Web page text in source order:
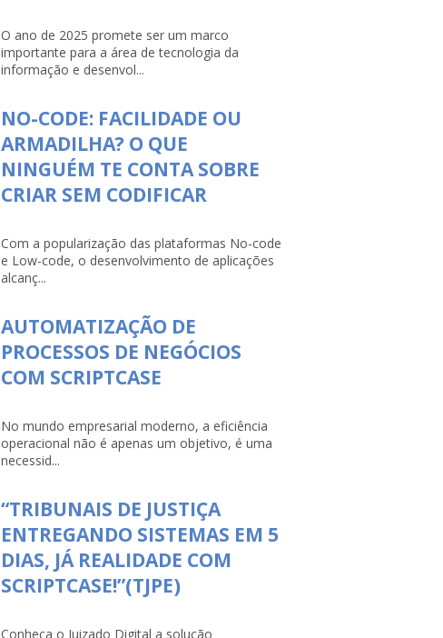
O ano de 2025 promete ser um marco
importante para a área de tecnologia da
informação e desenvol...
NO-CODE: FACILIDADE OU
ARMADILHA? O QUE
NINGUÉM TE CONTA SOBRE
CRIAR SEM CODIFICAR
Com a popularização das plataformas No-code
e Low-code, o desenvolvimento de aplicações
alcanç...
AUTOMATIZAÇÃO DE
PROCESSOS DE NEGÓCIOS
COM SCRIPTCASE
No mundo empresarial moderno, a eficiência
operacional não é apenas um objetivo, é uma
necessid...
“TRIBUNAIS DE JUSTIÇA
ENTREGANDO SISTEMAS EM 5
DIAS, JÁ REALIDADE COM
SCRIPTCASE!”(TJPE)
Conheça o Juizado Digital a solução